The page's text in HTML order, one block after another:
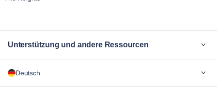
Unterstützung und andere Ressourcen
Für Unternehmen
Deutsch